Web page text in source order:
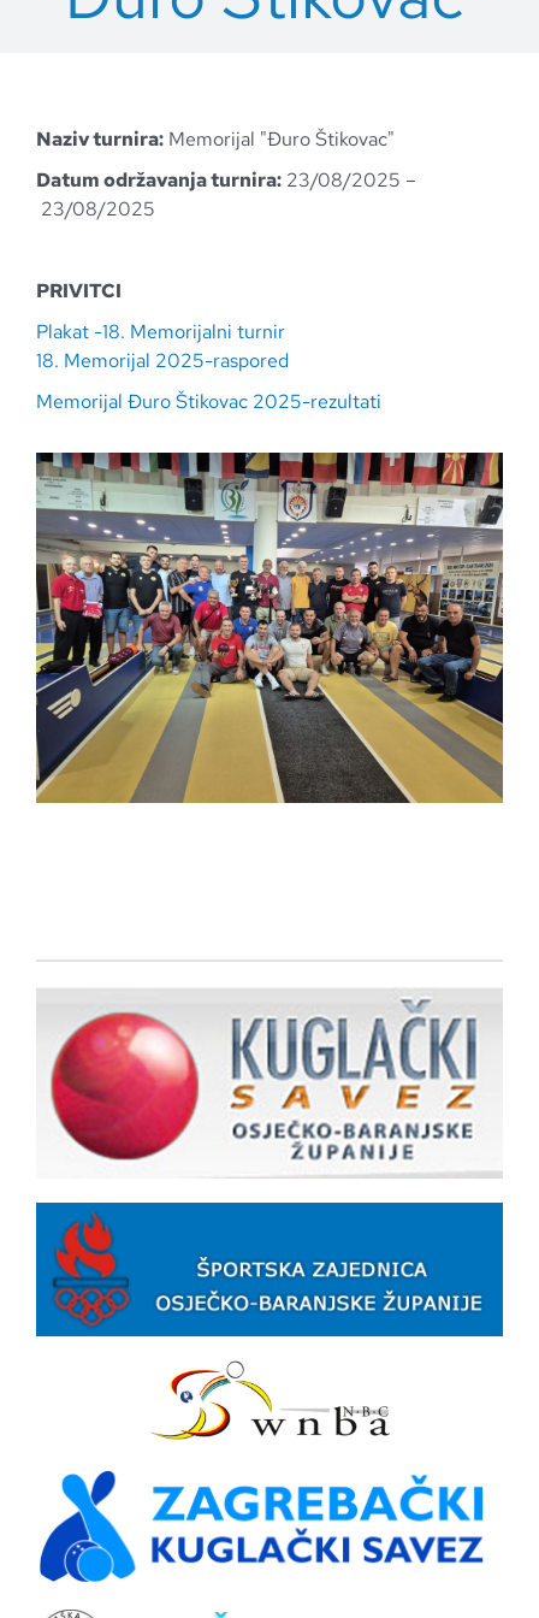
Naziv turnira:Memorijal "Đuro Štikovac"
Datum održavanja turnira:23/08/2025 –
23/08/2025
PRIVITCI
Plakat -18. Memorijalni turnir
18. Memorijal 2025-raspored
Memorijal Đuro Štikovac 2025-rezultati